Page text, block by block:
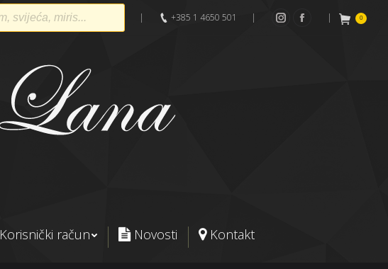
| +385 1 4650 501 |
Instagram
Facebook
| 0
račun Novosti Kontakt